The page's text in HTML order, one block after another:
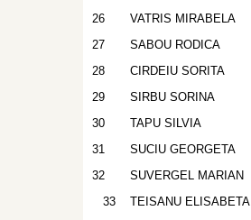
26
VATRIS MIRABELA
27
SABOU RODICA
28
CIRDEIU SORITA
29
SIRBU SORINA
30
TAPU SILVIA
31
SUCIU GEORGETA
32
SUVERGEL MARIAN
33
TEISANU ELISABETA